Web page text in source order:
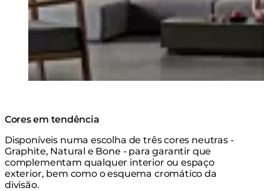
Cores em tendência
Disponíveis numa escolha de três cores neutras -
Graphite, Natural e Bone - para garantir que
complementam qualquer interior ou espaço
exterior, bem como o esquema cromático da
divisão.